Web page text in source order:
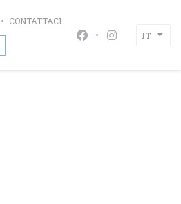
((APRE UNA NUOVA FINESTRA))
CONTATTACI
Facebook ((apre
Instagram
IT